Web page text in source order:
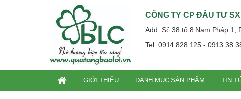
CÔNG TY CP ĐẦU TƯ
Add: Số 38 tổ 8 Nam Pháp 1,
Tel: 0914.828.125 -
GIỚI THIỆU DANH MỤC SẢN PHẨM TIN